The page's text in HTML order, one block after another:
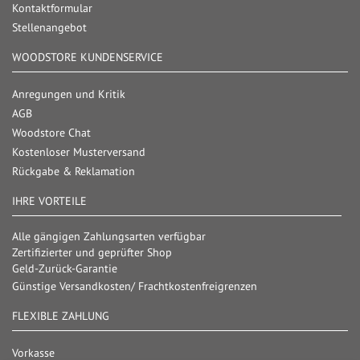
Kontaktformular
Stellenangebot
WOODSTORE KUNDENSERVICE
Anregungen und Kritik
AGB
Woodstore Chat
Kostenloser Musterversand
Rückgabe & Reklamation
IHRE VORTEILE
Alle gängigen Zahlungsarten verfügbar
Zertifizierter und geprüfter Shop
Geld-Zurück-Garantie
Günstige Versandkosten/ Frachtkostenfreigrenzen
FLEXIBLE ZAHLUNG
Vorkasse